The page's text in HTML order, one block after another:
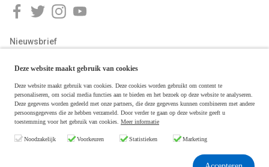
Nieuwsbrief
Deze website maakt gebruik van cookies
Deze website maakt gebruik van cookies. Deze cookies worden gebruikt om content te
personaliseren, om social media functies aan te bieden en het bezoek op deze website te analyseren.
Deze gegevens worden gedeeld met onze partners, die deze gegevens kunnen combineren met andere
persoonsgegevens die ze hebben verzameld. Door verder te gaan op deze website geeft u
toestemming voor het gebruik van cookies. Meer informatie
Noodzakelijk Voorkeuren Statistieken Marketing